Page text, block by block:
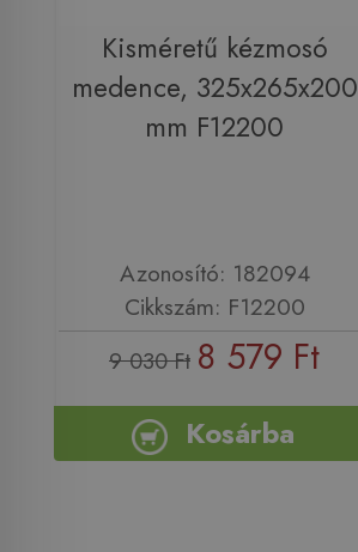
Kisméretű kézmosó
medence, 325x265x200
mm F12200
Azonosító: 182094
Cikkszám: F12200
9 030 Ft 8 579 Ft
Kosárba